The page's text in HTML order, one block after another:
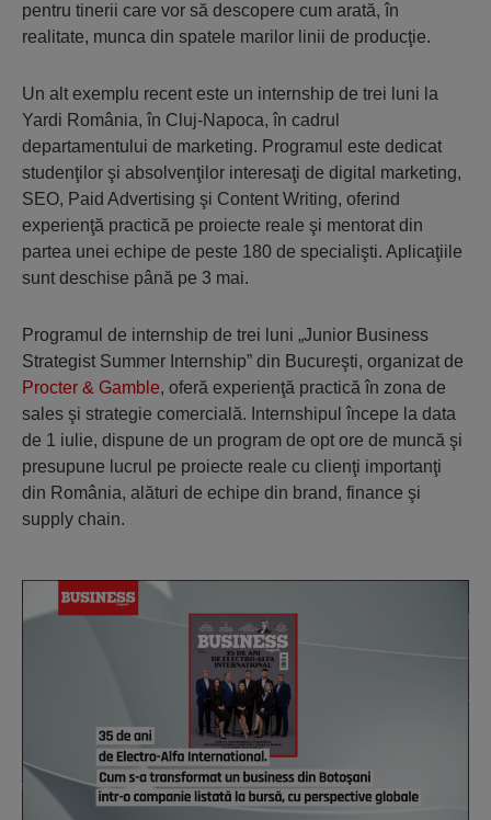
pentru tinerii care vor să descopere cum arată, în
realitate, munca din spatele marilor linii de producţie.
Un alt exemplu recent este un internship de trei luni la
Yardi România, în Cluj-Napoca, în cadrul
departamentului de marketing. Programul este dedicat
studenţilor şi absolvenţilor interesaţi de digital marketing,
SEO, Paid Advertising şi Content Writing, oferind
experienţă practică pe proiecte reale şi mentorat din
partea unei echipe de peste 180 de specialişti. Aplicaţiile
sunt deschise până pe 3 mai.
Programul de internship de trei luni „Junior Business
Strategist Summer Internship” din Bucureşti, organizat de
Procter & Gamble, oferă experienţă practică în zona de
sales şi strategie comercială. Internshipul începe la data
de 1 iulie, dispune de un program de opt ore de muncă şi
presupune lucrul pe proiecte reale cu clienţi importanţi
din România, alături de echipe din brand, finance şi
supply chain.